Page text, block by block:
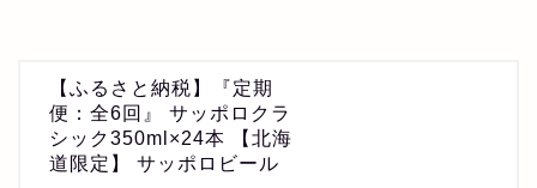
【ふるさと納税】『定期
便：全6回』 サッポロクラ
シック350ml×24本 【北海
道限定】 サッポロビール